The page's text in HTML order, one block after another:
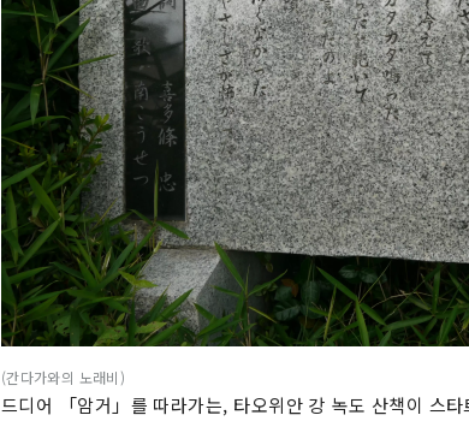
(간다가와의 노래비)
드디어 「암거」를 따라가는, 타오위안 강 녹도 산책이 스